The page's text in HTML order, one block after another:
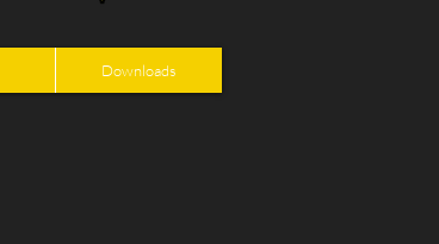
Downloads